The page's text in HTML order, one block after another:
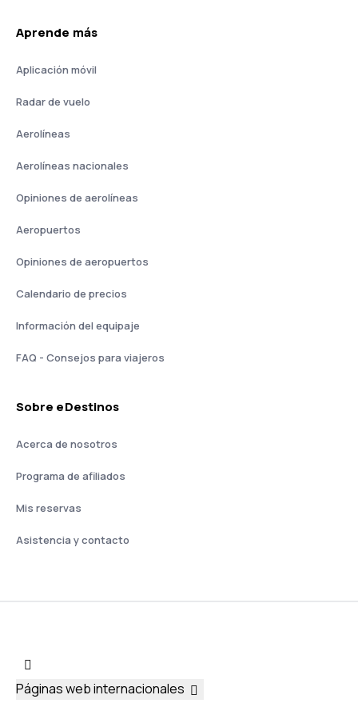
Aprende más
Aplicación móvil
Radar de vuelo
Aerolíneas
Aerolíneas nacionales
Opiniones de aerolíneas
Aeropuertos
Opiniones de aeropuertos
Calendario de precios
Información del equipaje
FAQ - Consejos para viajeros
Sobre eDestinos
Acerca de nosotros
Programa de afiliados
Mis reservas
Asistencia y contacto
Páginas web internacionales